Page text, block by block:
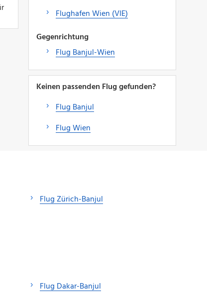
Flughafen Wien (VIE)
Gegenrichtung
Flug Banjul-Wien
Keinen passenden Flug gefunden?
Flug Banjul
Flug Wien
Flug Zürich-Banjul
Flug Dakar-Banjul